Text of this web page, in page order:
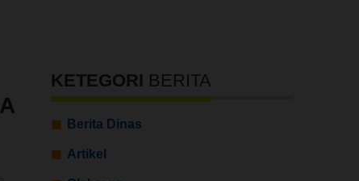
KETEGORI BERITA
Berita Dinas
Artikel